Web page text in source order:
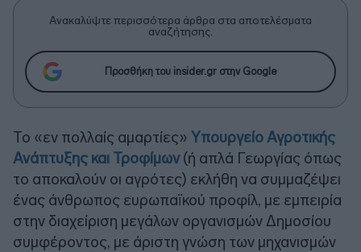
Ανακαλύψτε περισσότερα άρθρα στα αποτελέσματα
αναζήτησης.
Προσθήκη του insider.gr στην Google
Το «εν πολλαίς αμαρτίες» Υπουργείο Αγροτικής
Ανάπτυξης και Τροφίμων(ή απλά Γεωργίας όπως
το αποκαλούν οι αγρότες) εκλήθη να συμμαζέψει
ένας άνθρωπος ευρωπαϊκού προφίλ, με εμπειρία
στην διαχείριση μεγάλων οργανισμών Δημοσίου
συμφέροντος, με άριστη γνώση των μηχανισμών